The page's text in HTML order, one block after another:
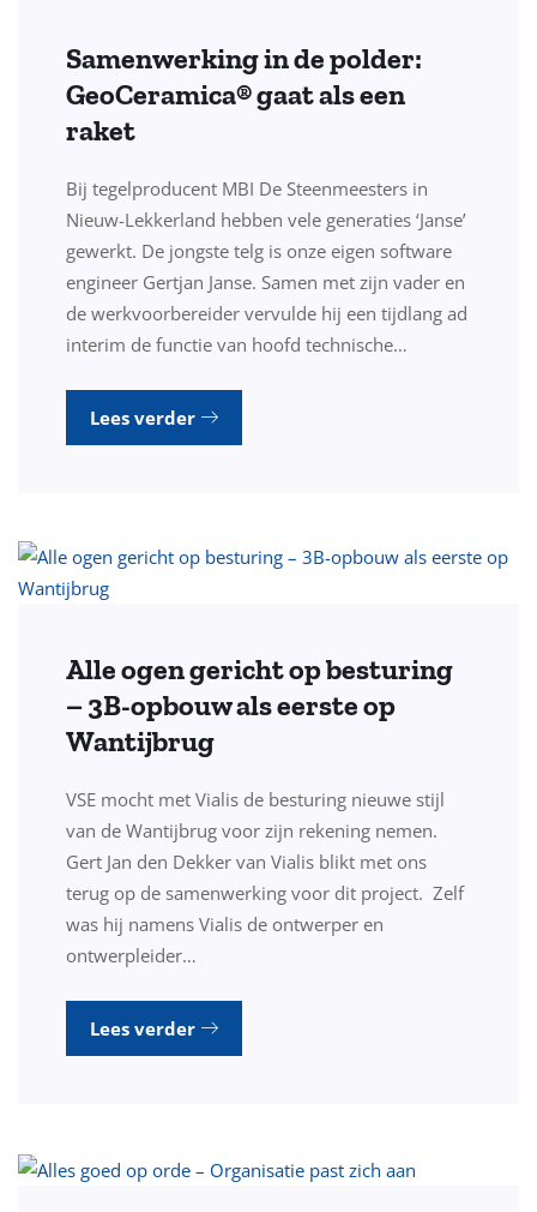
Samenwerking in de polder:
GeoCeramica® gaat als een
raket
Bij tegelproducent MBI De Steenmeesters in
Nieuw-Lekkerland hebben vele generaties ‘Janse’
gewerkt. De jongste telg is onze eigen software
engineer Gertjan Janse. Samen met zijn vader en
de werkvoorbereider vervulde hij een tijdlang ad
interim de functie van hoofd technische…
Lees verder
Alle ogen gericht op besturing
– 3B-opbouw als eerste op
Wantijbrug
VSE mocht met Vialis de besturing nieuwe stijl
van de Wantijbrug voor zijn rekening nemen.
Gert Jan den Dekker van Vialis blikt met ons
terug op de samenwerking voor dit project. Zelf
was hij namens Vialis de ontwerper en
ontwerpleider…
Lees verder